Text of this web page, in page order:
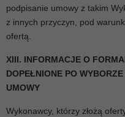
podpisanie umowy z takim
z innych przyczyn, pod
ofertą.
XIII. INFORMACJE O
DOPEŁNIONE PO
UMOWY
Wykonawcy, którzy złożą